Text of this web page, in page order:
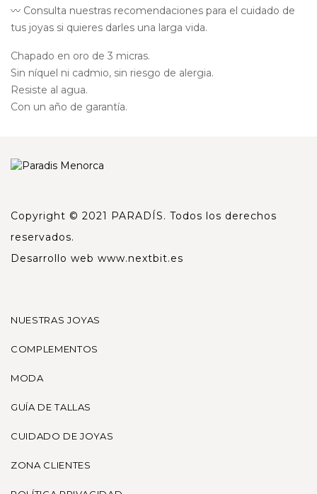
〰️ Consulta nuestras recomendaciones para el cuidado de
tus joyas si quieres darles una larga vida.
Chapado en oro de 3 micras.
Sin níquel ni cadmio, sin riesgo de alergia.
Resiste al agua.
Con un año de garantía.
Copyright © 2021 PARADÍS. Todos los derechos
reservados.
Desarrollo web www.nextbit.es
NUESTRAS JOYAS
COMPLEMENTOS
MODA
GUÍA DE TALLAS
CUIDADO DE JOYAS
ZONA CLIENTES